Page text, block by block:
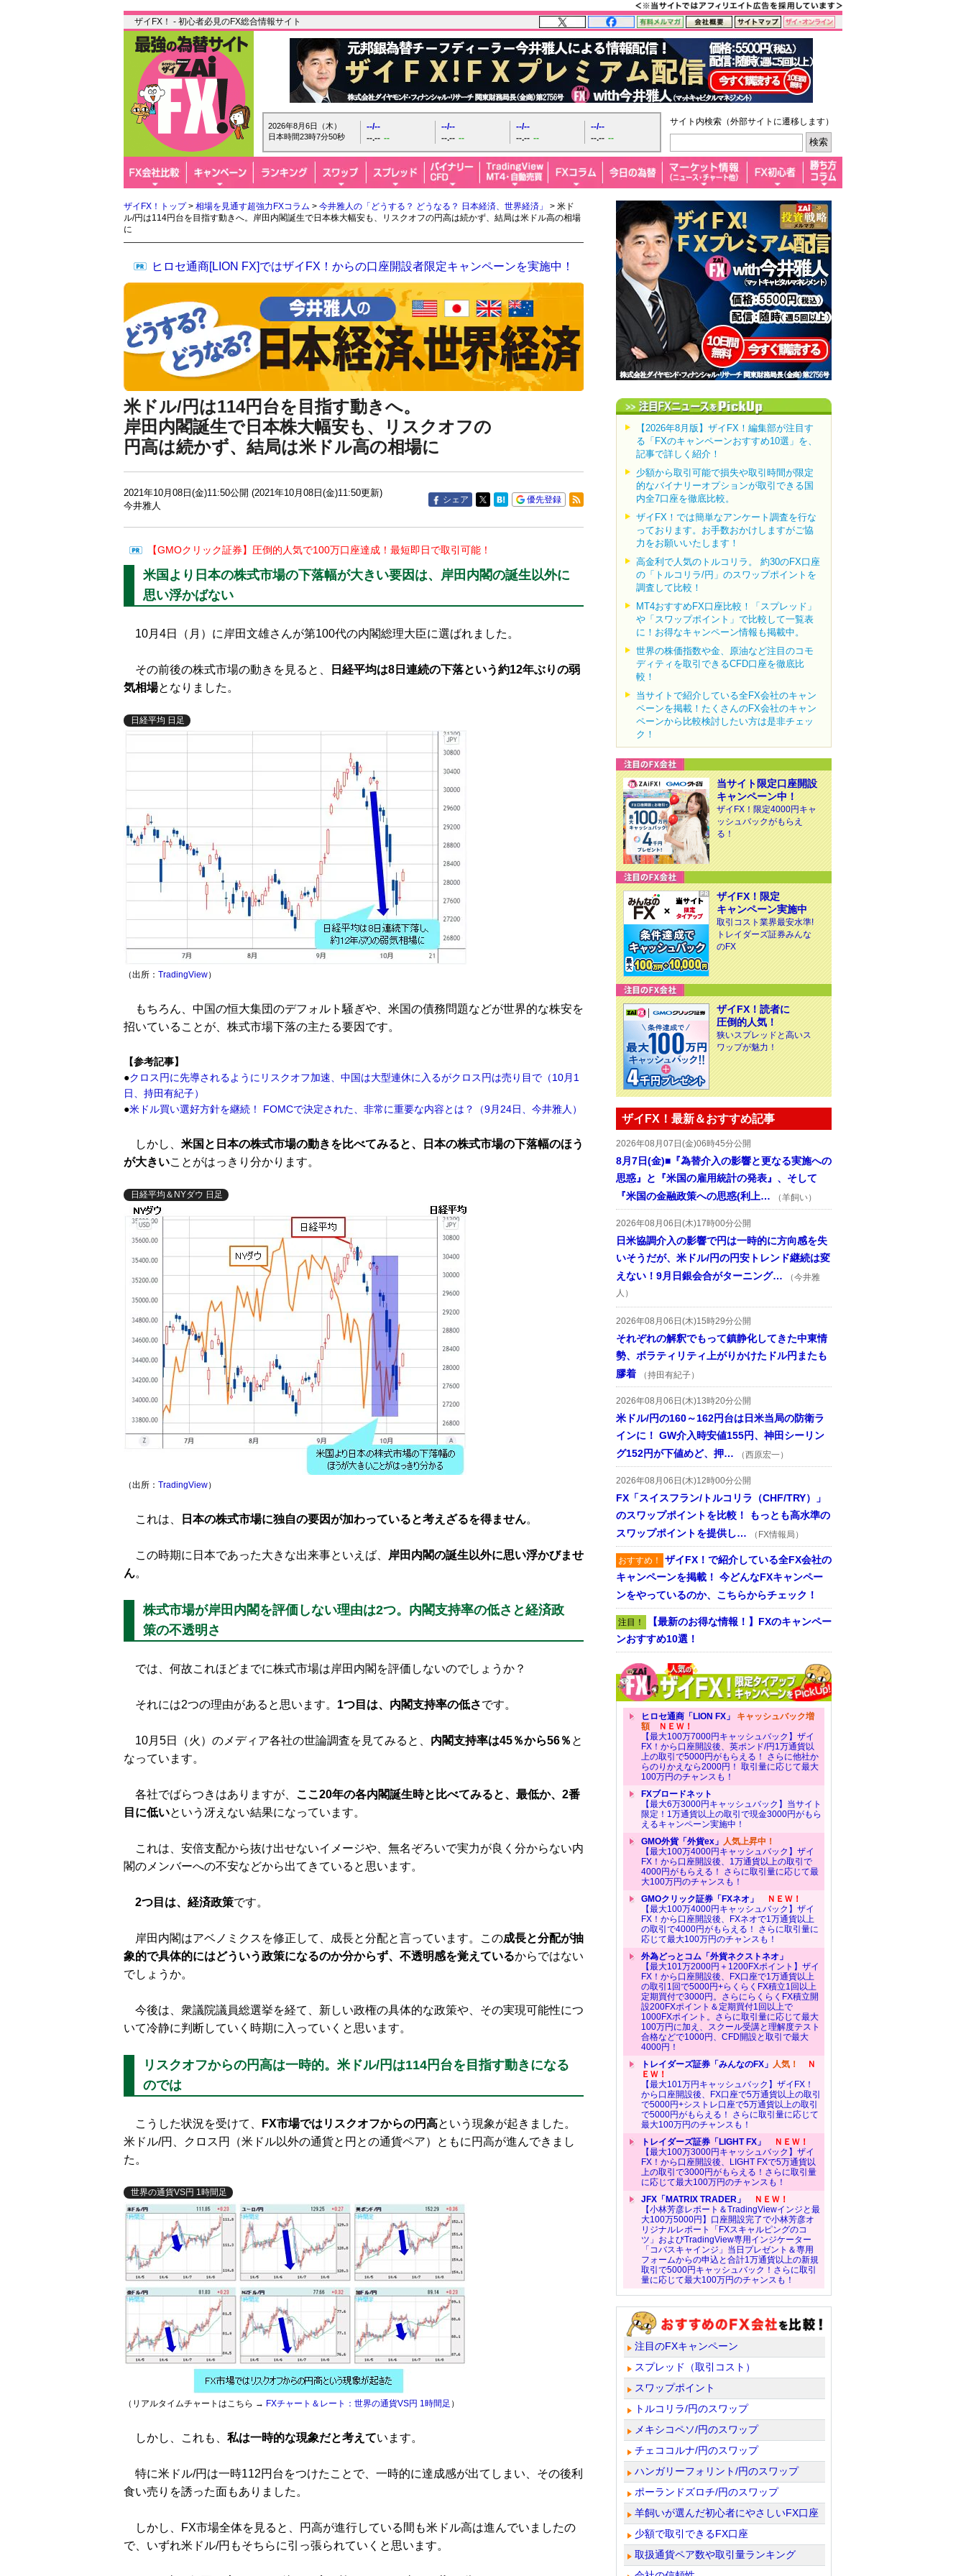
ザイFX！ - 初心者必見のFX総合情報サイト
2026年8月6日（木）
日本時間23時7分51秒
--/--
--.-- --
--/--
--.-- --
--/--
--.-- --
--/--
--.-- --
サイト内検索（外部サイトに遷移します）
ザイFX！トップ> 相場を見通す超強力FXコラム > 今井雅人の「どうする？ どうなる？ 日本経済、世界経済」
> 米ド
ル/円は114円台を目指す動きへ。岸田内閣誕生で日本株大幅安も、リスクオフの円高は続かず、結局は米ドル高の相場
に
ヒロセ通商[LION FX]ではザイFX！からの口座開設者限定キャンペーンを実施中！
米ドル/円は114円台を目指す動きへ。
岸田内閣誕生で日本株大幅安も、リスクオフの
円高は続かず、結局は米ドル高の相場に
2021年10月08日(金)11:50公開 (2021年10月08日(金)11:50更新)
今井雅人
シェア 優先登録
【GMOクリック証券】圧倒的人気で100万口座達成！最短即日で取引可能！
米国より日本の株式市場の下落幅が大きい要因は、岸田内閣の誕生以外に
思い浮かばない
10月4日（月）に岸田文雄さんが第100代の内閣総理大臣に選ばれました。
その前後の株式市場の動きを見ると、
日経平均は8日連続の下落という約12年ぶりの弱
気相場となりました。
日経平均 日足
（出所： TradingView）
もちろん、中国の恒大集団のデフォルト騒ぎや、米国の債務問題などが世界的な株安を
招いていることが、株式市場下落の主たる要因です。
【参考記事】
●クロス円に先導されるようにリスクオフ加速、中国は大型連休に入るがクロス円は売り目で（10月1
日、持田有紀子）
●米ドル買い選好方針を継続！ FOMCで決定された、非常に重要な内容とは？（9月24日、今井雅人）
しかし、 米国と日本の株式市場の動きを比べてみると、日本の株式市場の下落幅のほう
が大きいことがはっきり分かります。
日経平均＆NYダウ 日足
（出所： TradingView）
これは、 日本の株式市場に独自の要因が加わっていると考えざるを得ません。
この時期に日本であった大きな出来事といえば、
岸田内閣の誕生以外に思い浮かびませ
ん。
株式市場が岸田内閣を評価しない理由は2つ。内閣支持率の低さと経済政
策の不透明さ
では、何故これほどまでに株式市場は岸田内閣を評価しないのでしょうか？
それには2つの理由があると思います。 1つ目は、内閣支持率の低さです。
10月5日（火）のメディア各社の世論調査を見てみると、 内閣支持率は45％から56％ と
なっています。
各社でばらつきはありますが、 ここ20年の各内閣誕生時と比べてみると、最低か、2番
目に低いという冴えない結果になっています。
これは、安倍支配から抜け出せないイメージや、無名ぞろいで実力が良く分からない内
閣のメンバーへの不安などから出てきていると思います。
2つ目は、経済政策です。
岸田内閣はアベノミクスを修正して、成長と分配と言っています。この成長と分配が抽
象的で具体的にはどういう政策になるのか分からず、不透明感を覚えているからではない
でしょうか。
今後は、衆議院議員総選挙を経て、新しい政権の具体的な政策や、その実現可能性につ
いて冷静に判断していく時期に入っていくと思います。
リスクオフからの円高は一時的。米ドル/円は114円台を目指す動きになる
のでは
こうした状況を受けて、 FX市場ではリスクオフからの円高という現象が起きました。
米ドル/円、クロス円（米ドル以外の通貨と円との通貨ペア）ともに円高が進んできまし
た。
世界の通貨VS円 1時間足
（リアルタイムチャートはこちら → FXチャート＆レート：世界の通貨VS円 1時間足 ）
しかし、これも、 私は一時的な現象だと考えています。
特に米ドル/円は一時112円台をつけたことで、一時的に達成感が出てしまい、その後利
食い売りを誘った面もありました。
しかし、FX市場全体を見ると、円高が進行している間も米ドル高は進んでいましたの
で、いずれ米ドル/円もそちらに引っ張られていくと思います。
【2026年8月版】ザイFX！編集部が注目す
る「FXのキャンペーンおすすめ10選」を、
記事で詳しく紹介！
少額から取引可能で損失や取引時間が限定
的なバイナリーオプションが取引できる国
内全7口座を徹底比較。
ザイFX！では簡単なアンケート調査を行な
っております。お手数おかけしますがご協
力をお願いいたします！
高金利で人気のトルコリラ。 約30のFX口座
の「トルコリラ/円」のスワップポイントを
調査して比較！
MT4おすすめFX口座比較！「スプレッド」
や「スワップポイント」で比較して一覧表
に！お得なキャンペーン情報も掲載中。
世界の株価指数や金、原油など注目のコモ
ディティを取引できるCFD口座を徹底比
較！
当サイトで紹介している全FX会社のキャン
ペーンを掲載！たくさんのFX会社のキャン
ペーンから比較検討したい方は是非チェッ
ク！
当サイト限定口座開設
キャンペーン中！
ザイFX！限定4000円キャ
ッシュバックがもらえ
る！
ザイFX！限定
キャンペーン実施中
取引コスト業界最安水準!
トレイダーズ証券みんな
のFX
ザイFX！読者に
圧倒的人気！
狭いスプレッドと高いス
ワップが魅力！
ザイFX！最新＆おすすめ記事
2026年08月07日(金)06時45分公開
8月7日(金)■『為替介入の影響と更なる実施への
思惑』と『米国の雇用統計の発表』、そして
『米国の金融政策への思惑(利上…
（羊飼い）
2026年08月06日(木)17時00分公開
日米協調介入の影響で円は一時的に方向感を失
いそうだが、米ドル/円の円安トレンド継続は変
えない！9月日銀会合がターニング…
（今井雅
人）
2026年08月06日(木)15時29分公開
それぞれの解釈でもって鎮静化してきた中東情
勢、ボラティリティ上がりかけたドル円またも
膠着
（持田有紀子）
2026年08月06日(木)13時20分公開
米ドル/円の160～162円台は日米当局の防衛ラ
インに！ GW介入時安値155円、神田シーリン
グ152円が下値めど、押…
（西原宏一）
2026年08月06日(木)12時00分公開
FX「スイスフラン/トルコリラ（CHF/TRY）」
のスワップポイントを比較！ もっとも高水準の
スワップポイントを提供し…
（FX情報局）
おすすめ！ ザイFX！で紹介している全FX会社の
キャンペーンを掲載！ 今どんなFXキャンペー
ンをやっているのか、こちらからチェック！
注目！ 【最新のお得な情報！】FXのキャンペー
ンおすすめ10選！
ヒロセ通商「LION FX」 キャッシュバック増
額ＮＥＷ！
【最大100万7000円キャッシュバック】ザイ
FX！から口座開設後、英ポンド/円1万通貨以
上の取引で5000円がもらえる！ さらに他社か
らのりかえなら2000円！ 取引量に応じて最大
100万円のチャンスも！
FXブロードネット
【最大6万3000円キャッシュバック】当サイト
限定！1万通貨以上の取引で現金3000円がもら
えるキャンペーン実施中！
GMO外貨「外貨ex」 人気上昇中！
【最大100万4000円キャッシュバック】ザイ
FX！から口座開設後、1万通貨以上の取引で
4000円がもらえる！ さらに取引量に応じて最
大100万円のチャンスも！
GMOクリック証券「FXネオ」
ＮＥＷ！
【最大100万4000円キャッシュバック】ザイ
FX！から口座開設後、FXネオで1万通貨以上
の取引で4000円がもらえる！ さらに取引量に
応じて最大100万円のチャンスも！
外為どっとコム「外貨ネクストネオ」
【最大101万2000円＋1200FXポイント】ザイ
FX！から口座開設後、FX口座で1万通貨以上
の取引1回で5000円+らくらくFX積立1回以上
定期買付で3000円。さらにらくらくFX積立開
設200FXポイント＆定期買付1回以上で
1000FXポイント。さらに取引量に応じて最大
100万円に加え、スクール受講と理解度テスト
合格などで1000円、CFD開設と取引で最大
4000円！
トレイダーズ証券「みんなのFX」 人気！
Ｎ
ＥＷ！
【最大101万円キャッシュバック】ザイFX！
から口座開設後、FX口座で5万通貨以上の取引
で5000円+シストレ口座で5万通貨以上の取引
で5000円がもらえる！ さらに取引量に応じて
最大100万円のチャンスも！
トレイダーズ証券「LIGHT FX」
ＮＥＷ！
【最大100万3000円キャッシュバック】ザイ
FX！から口座開設後、LIGHT FXで5万通貨以
上の取引で3000円がもらえる！さらに取引量
に応じて最大100万円のチャンスも！
JFX「MATRIX TRADER」
ＮＥＷ！
【小林芳彦レポート＆TradingViewインジと最
大100万5000円】口座開設完了で小林芳彦オ
リジナルレポート「FXスキャルピングのコ
ツ」およびTradingView専用インジケーター
「コバスキャインジ」当日プレゼント＆専用
フォームからの申込と合計1万通貨以上の新規
取引で5000円キャッシュバック！さらに取引
量に応じて最大100万円のチャンスも！
注目のFXキャンペーン
スプレッド（取引コスト）
スワップポイント
トルコリラ/円のスワップ
メキシコペソ/円のスワップ
チェココルナ/円のスワップ
ハンガリーフォリント/円のスワップ
ポーランドズロチ/円のスワップ
羊飼いが選んだ初心者にやさしいFX口座
少額で取引できるFX口座
取扱通貨ペア数や取引量ランキング